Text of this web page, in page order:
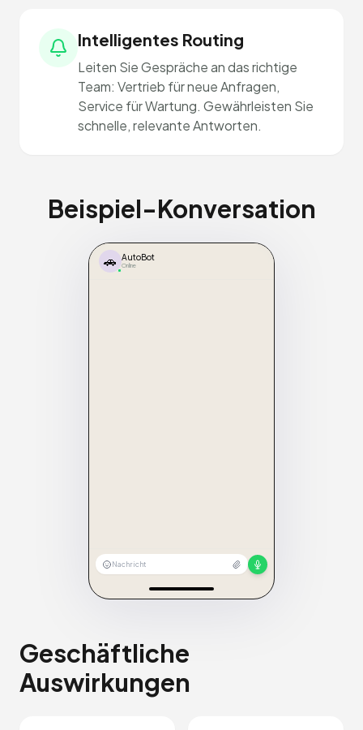
Intelligentes Routing
Leiten Sie Gespräche an das richtige
Team: Vertrieb für neue Anfragen,
Service für Wartung. Gewährleisten Sie
schnelle, relevante Antworten.
Beispiel-Konversation
🚗 AutoBot
Online
Nachricht
Geschäftliche
Auswirkungen